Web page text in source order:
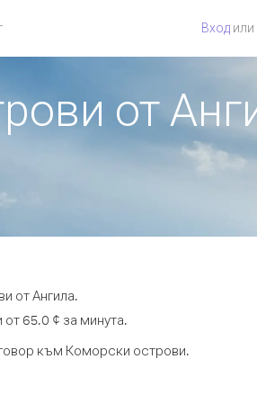
Вход или
от
от Ангила.
65.0 ¢ за минута.
към Коморски острови.